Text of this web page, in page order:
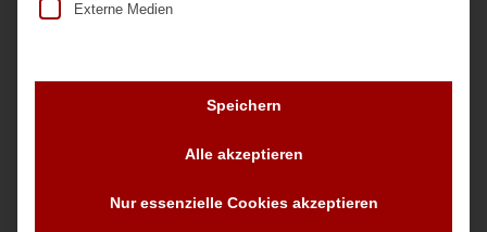
Nr. 13657
zzgl. MwSt.
Externe Medien
Speichern
Alle akzeptieren
Nur essenzielle Cookies akzeptieren